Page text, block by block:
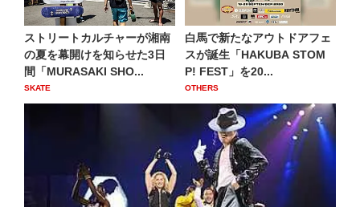
ストリートカルチャーが湘南
の夏を幕開けを知らせた3日
間「MURASAKI SHO...
SKATE
白馬で新たなアウトドアフェ
スが誕生「HAKUBA STOM
P! FEST」を20...
OTHERS